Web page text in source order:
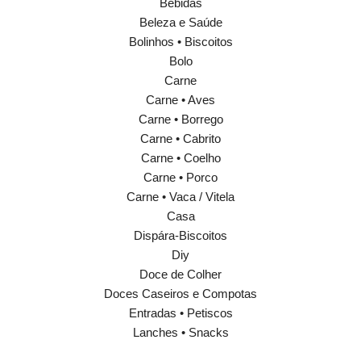
Bebidas
Beleza e Saúde
Bolinhos • Biscoitos
Bolo
Carne
Carne • Aves
Carne • Borrego
Carne • Cabrito
Carne • Coelho
Carne • Porco
Carne • Vaca / Vitela
Casa
Dispára-Biscoitos
Diy
Doce de Colher
Doces Caseiros e Compotas
Entradas • Petiscos
Lanches • Snacks